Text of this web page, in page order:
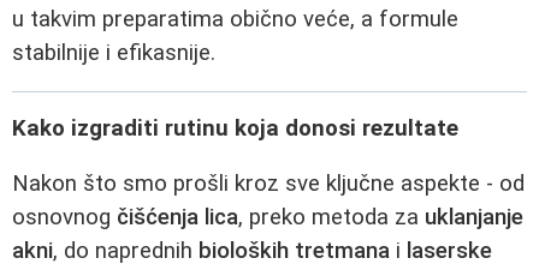
u takvim preparatima obično veće, a formule
stabilnije i efikasnije.
Kako izgraditi rutinu koja donosi rezultate
Nakon što smo prošli kroz sve ključne aspekte - od
osnovnog čišćenja lica, preko metoda za uklanjanje
akni, do naprednih bioloških tretmana i laserske